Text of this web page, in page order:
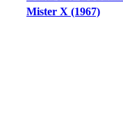
Mister X (1967)